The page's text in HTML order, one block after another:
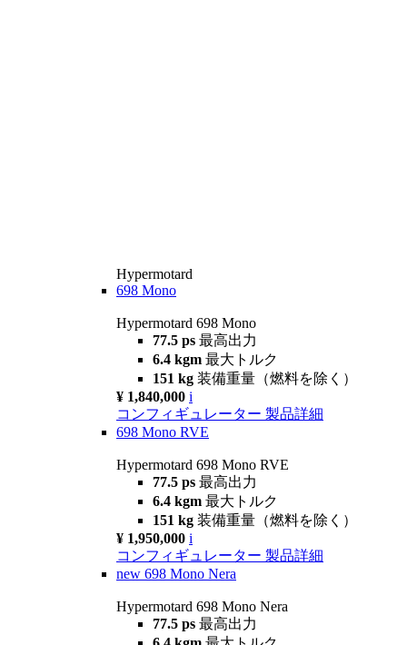
Hypermotard
698 Mono
Hypermotard 698 Mono
77.5 ps 最高出力
6.4 kgm 最大トルク
151 kg 装備重量（燃料を除く）
¥ 1,840,000 i
コンフィギュレーター 製品詳細
698 Mono RVE
Hypermotard 698 Mono RVE
77.5 ps 最高出力
6.4 kgm 最大トルク
151 kg 装備重量（燃料を除く）
¥ 1,950,000 i
コンフィギュレーター 製品詳細
new 698 Mono Nera
Hypermotard 698 Mono Nera
77.5 ps 最高出力